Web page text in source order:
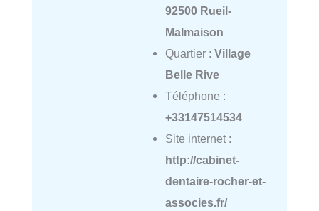
92500 Rueil-
Malmaison
Quartier : Village
Belle Rive
Téléphone :
+33147514534
Site internet :
http://cabinet-
dentaire-rocher-et-
associes.fr/